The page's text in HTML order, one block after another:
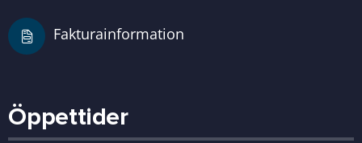
Fakturainformation
Öppettider